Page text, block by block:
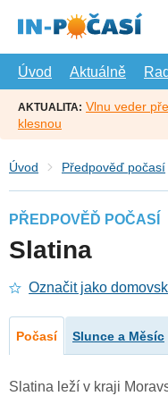
hlavní
Úvod
Aktuálně
AKTUALITA: Vlnu veder
klesnou
Úvod Předpověď počasí
PŘEDPOVĚĎ POČASÍ
Slatina
Označit jako
Počasí Slunce a Měsíc
Slatina leží v kraji